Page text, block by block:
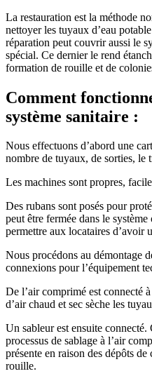
La restauration est la méthode
nettoyer les tuyaux d’eau
réparation peut couvrir aussi le
spécial. Ce dernier le rend
formation de rouille et de
Comment
système sanitaire :
Nous effectuons d’abord une
nombre de tuyaux, de sorties, le
Les machines sont propres,
Des rubans sont posés pour
peut être fermée dans le
permettre aux locataires d’avoir
Nous procédons au démontage
connexions pour l’équipement
De l’air comprimé est connecté
d’air chaud et sec sèche les
Un sableur est ensuite connecté.
processus de sablage à l’air
présente en raison des dépôts
rouille.